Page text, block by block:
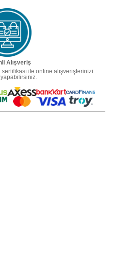
Alışveriş
ile online alışverişlerinizi